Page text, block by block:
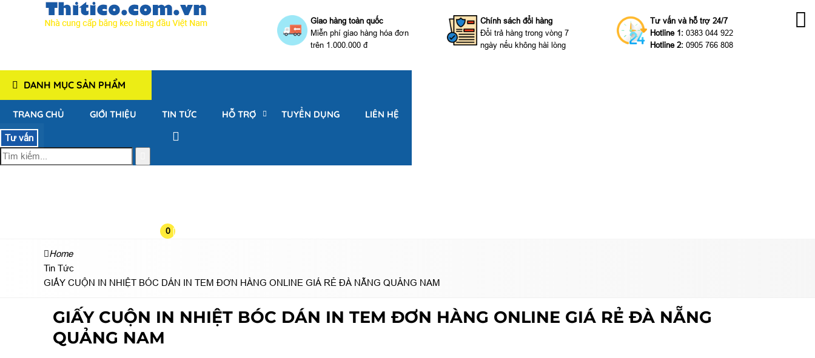
Giao hàng toàn quốc
Miễn phí giao hàng hóa đơn
trên 1.000.000 đ
Chính sách đổi hàng
Đổi trả hàng trong vòng 7
ngày nếu không hài lòng
Tư vấn và hỗ trợ 24/7
Hotline 1: 0383 044 922
Hotline 2:0905 766 808
DANH MỤC SẢN PHẨM
TRANG CHỦ GIỚI THIỆU TIN TỨC HỖ TRỢ TUYỂN DỤNG LIÊN HỆ
0
Tư vấn
Home
Tin Tức
GIẤY CUỘN IN NHIỆT BÓC DÁN IN TEM ĐƠN HÀNG ONLINE GIÁ RẺ ĐÀ NẴNG QUẢNG NAM
GIẤY CUỘN IN NHIỆT BÓC DÁN IN TEM ĐƠN HÀNG ONLINE GIÁ RẺ ĐÀ NẴNG
QUẢNG NAM